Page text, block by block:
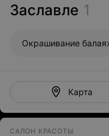
Заславле 1
Окрашивание
Карта
САЛОН КРАСОТЫ